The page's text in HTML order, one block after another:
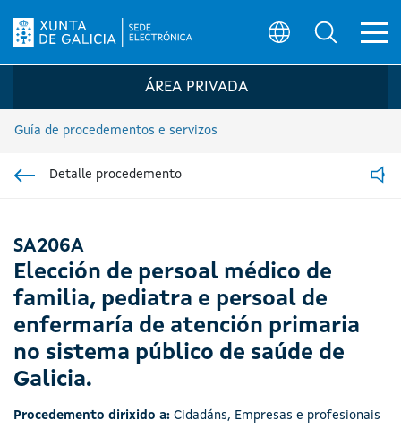
Logo da Sede electrónica da Xunta de
ÁREA PRIVADA
Guía de procedementos e servizos
Detalle procedemento
SA206A
Elección de persoal médico de
familia, pediatra e persoal de
enfermaría de atención primaria
no sistema público de saúde de
Galicia.
Procedemento dirixido a: Cidadáns, Empresas e profesionais